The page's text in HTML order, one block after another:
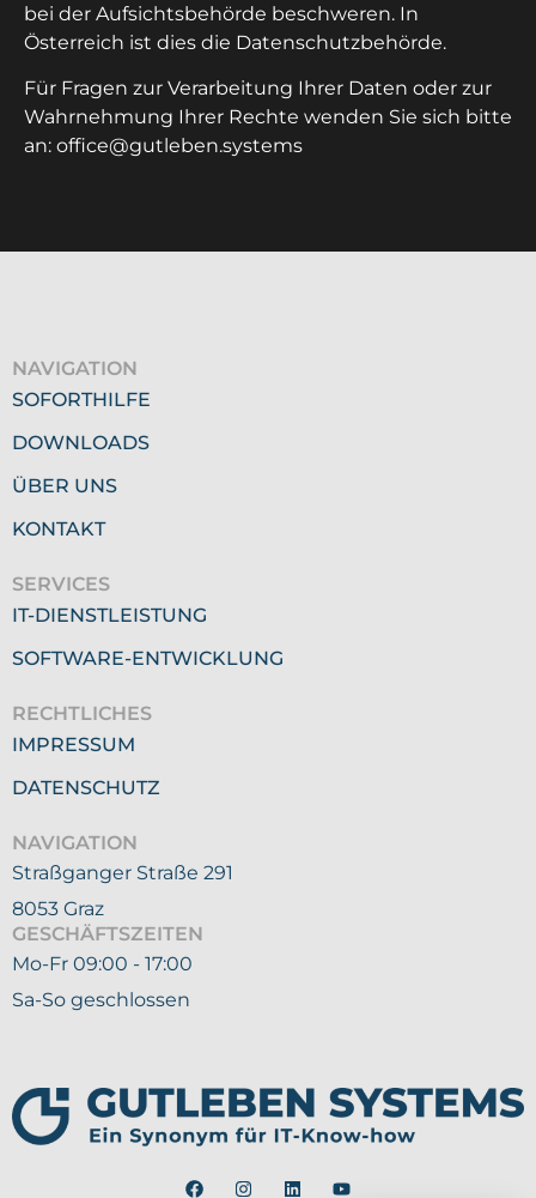
bei der Aufsichtsbehörde beschweren. In
Österreich ist dies die Datenschutzbehörde.
Für Fragen zur Verarbeitung Ihrer Daten oder zur
Wahrnehmung Ihrer Rechte wenden Sie sich bitte
an: office@gutleben.systems
NAVIGATION
SOFORTHILFE
DOWNLOADS
ÜBER UNS
KONTAKT
SERVICES
IT-DIENSTLEISTUNG
SOFTWARE-ENTWICKLUNG
RECHTLICHES
IMPRESSUM
DATENSCHUTZ
NAVIGATION
Straßganger Straße 291
8053 Graz
GESCHÄFTSZEITEN
Mo-Fr 09:00 - 17:00
Sa-So geschlossen